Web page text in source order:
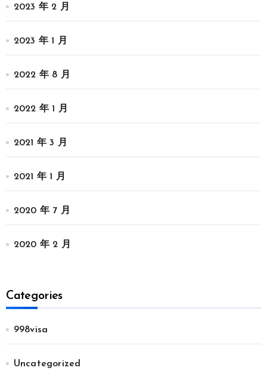
2023 年 2 月
2023 年 1 月
2022 年 8 月
2022 年 1 月
2021 年 3 月
2021 年 1 月
2020 年 7 月
2020 年 2 月
Categories
998visa
Uncategorized